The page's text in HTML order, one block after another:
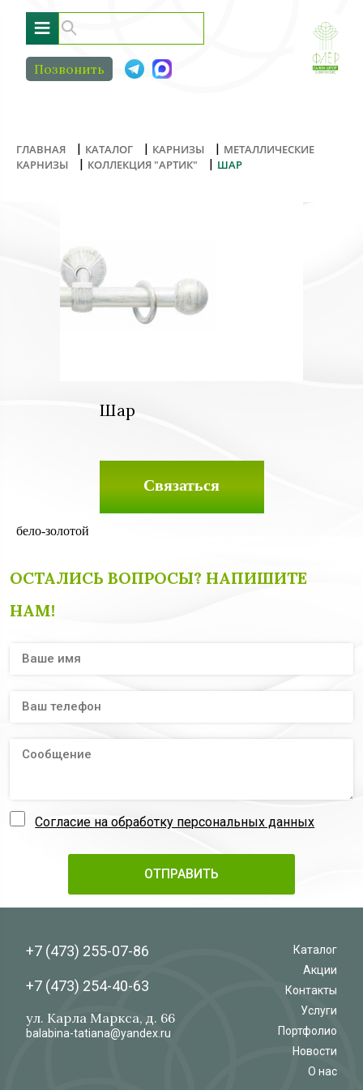
≡
Позвонить
ГЛАВНАЯ | КАТАЛОГ | КАРНИЗЫ | МЕТАЛЛИЧЕСКИЕ
КАРНИЗЫ
| КОЛЛЕКЦИЯ "АРТИК" | ШАР
Шар
Связаться
бело-золотой
ОСТАЛИСЬ ВОПРОСЫ? НАПИШИТЕ
НАМ!
Согласие на обработку персональных данных
+7 (473) 255-07-86
+7 (473) 254-40-63
ул. Карла Маркса, д. 66
balabina-tatiana@yandex.ru
Каталог
Акции
Контакты
Услуги
Портфолио
Новости
О нас